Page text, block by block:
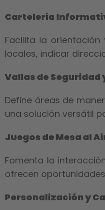
Cartelería
Facilita la
locales, indicar
Vallas de
Define áreas de
una solución versátil
Juegos de Mesa al
Fomenta la
ofrecen
Personalización y